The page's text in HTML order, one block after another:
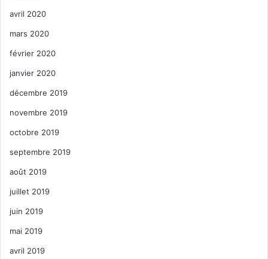
avril 2020
mars 2020
février 2020
janvier 2020
décembre 2019
novembre 2019
octobre 2019
septembre 2019
août 2019
juillet 2019
juin 2019
mai 2019
avril 2019